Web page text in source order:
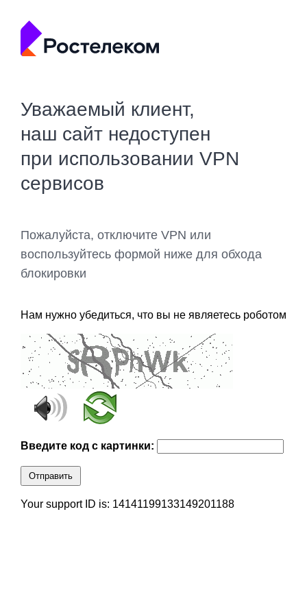
Уважаемый клиент,
наш сайт недоступен
при использовании VPN
сервисов
Пожалуйста, отключите VPN или
воспользуйтесь формой ниже для обхода
блокировки
Нам нужно убедиться, что вы не являетесь роботом
Введите код с картинки:
Отправить
Your support ID is: 14141199133149201188